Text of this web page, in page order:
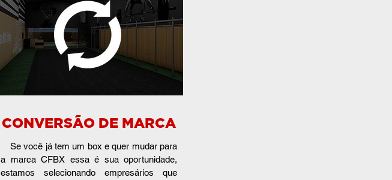
CONVERSÃO DE MARCA
Se você já tem um box e quer mudar para
a marca CFBX essa é sua oportunidade,
estamos selecionando empresários que